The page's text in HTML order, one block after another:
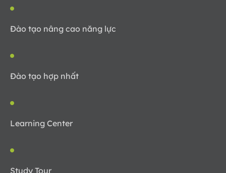
Đào tạo nâng cao năng lực
Đào tạo hợp nhất
Learning Center
Study Tour